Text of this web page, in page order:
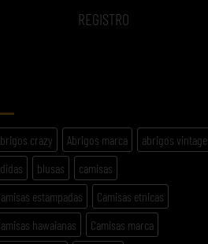
REGISTRO
crazy Abrigos marca
abrigos vintage
blusas
camisas
estampadas
Camisas etnicas
hawaianas
Camisas marca